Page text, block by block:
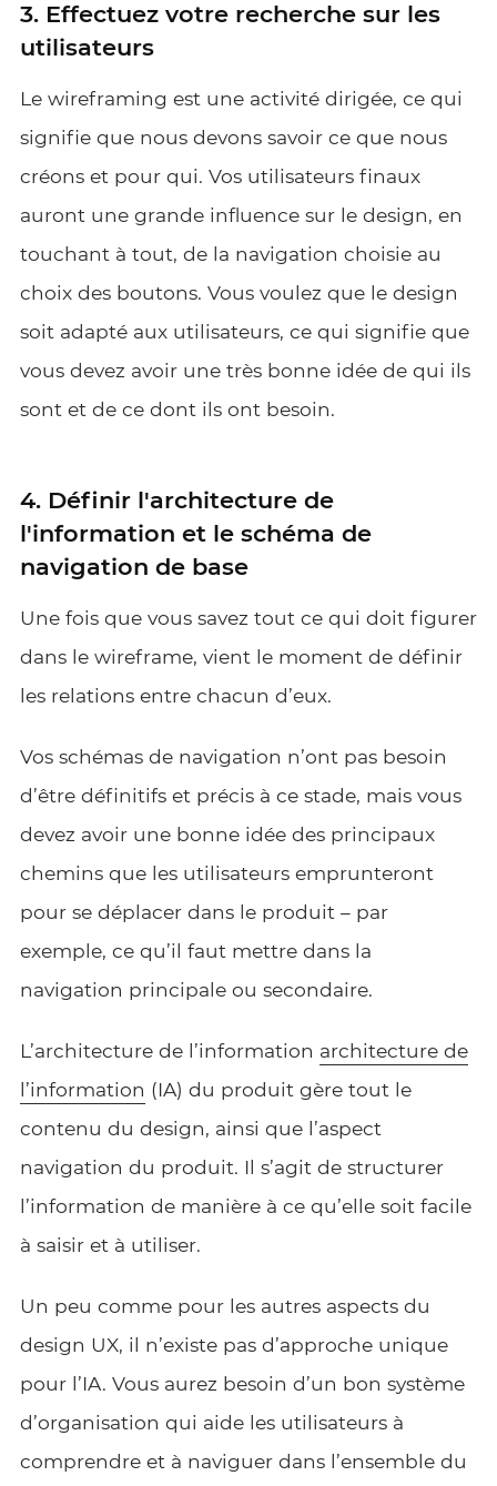
3. Effectuez votre recherche sur les
utilisateurs
Le wireframing est une activité dirigée, ce qui
signifie que nous devons savoir ce que nous
créons et pour qui. Vos utilisateurs finaux
auront une grande influence sur le design, en
touchant à tout, de la navigation choisie au
choix des boutons. Vous voulez que le design
soit adapté aux utilisateurs, ce qui signifie que
vous devez avoir une très bonne idée de qui ils
sont et de ce dont ils ont besoin.
4. Définir l'architecture de
l'information et le schéma de
navigation de base
Une fois que vous savez tout ce qui doit figurer
dans le wireframe, vient le moment de définir
les relations entre chacun d’eux.
Vos schémas de navigation n’ont pas besoin
d’être définitifs et précis à ce stade, mais vous
devez avoir une bonne idée des principaux
chemins que les utilisateurs emprunteront
pour se déplacer dans le produit – par
exemple, ce qu’il faut mettre dans la
navigation principale ou secondaire.
L’architecture de l’information architecture de
l’information (IA) du produit gère tout le
contenu du design, ainsi que l’aspect
navigation du produit. Il s’agit de structurer
l’information de manière à ce qu’elle soit facile
à saisir et à utiliser.
Un peu comme pour les autres aspects du
design UX, il n’existe pas d’approche unique
pour l’IA. Vous aurez besoin d’un bon système
d’organisation qui aide les utilisateurs à
comprendre et à naviguer dans l’ensemble du